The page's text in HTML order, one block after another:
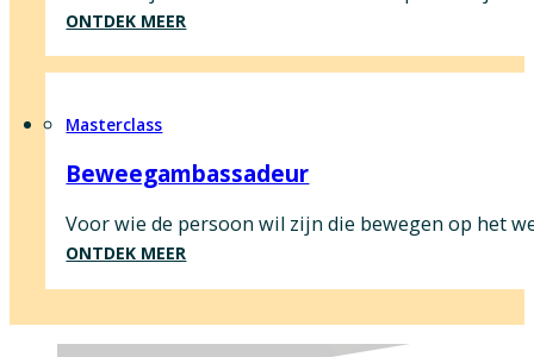
ONTDEK MEER
Masterclass
Beweegambassadeur
Voor wie de persoon wil zijn die bewegen op het
ONTDEK MEER